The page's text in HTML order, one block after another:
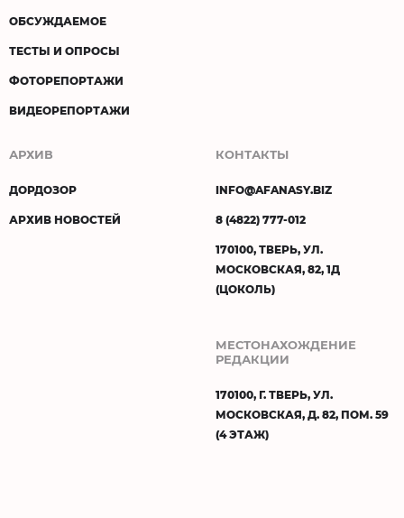
ОБСУЖДАЕМОЕ
ТЕСТЫ И ОПРОСЫ
ФОТОРЕПОРТАЖИ
ВИДЕОРЕПОРТАЖИ
АРХИВ
ДОРДОЗОР
АРХИВ НОВОСТЕЙ
КОНТАКТЫ
INFO@AFANASY.BIZ
8 (4822) 777-012
170100, ТВЕРЬ, УЛ.
МОСКОВСКАЯ, 82, 1Д
(ЦОКОЛЬ)
МЕСТОНАХОЖДЕНИЕ
РЕДАКЦИИ
170100, Г. ТВЕРЬ, УЛ.
МОСКОВСКАЯ, Д. 82, ПОМ. 59
(4 ЭТАЖ)